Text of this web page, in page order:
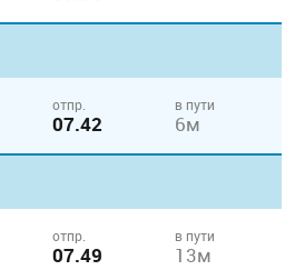
отпр.
07.42
в пути
6м
отпр.
07.49
в пути
13м